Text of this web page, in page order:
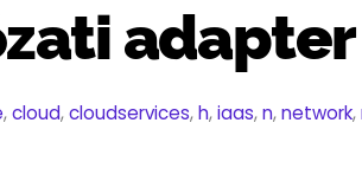
,cloud,cloudservices,h,iaas,n,network,